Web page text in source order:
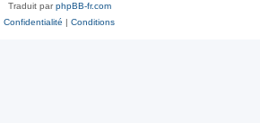
Traduit parphpBB-fr.com
Confidentialité
Conditions